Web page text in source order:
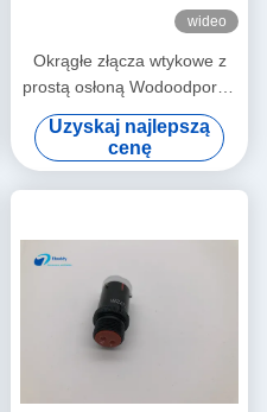
wideo
Okrągłe złącza wtykowe z
prostą osłoną Wodoodporne
14 pinów XC22T14KHP
Uzyskaj najlepszą
cenę